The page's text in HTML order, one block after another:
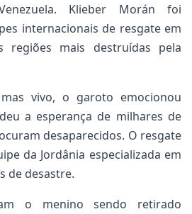
Klieber Morán foi
internacionais de resgate em
regiões mais destruídas pela
vivo, o garoto emocionou
a esperança de milhares de
desaparecidos. O resgate
da Jordânia especializada em
de desastre.
o menino sendo retirado